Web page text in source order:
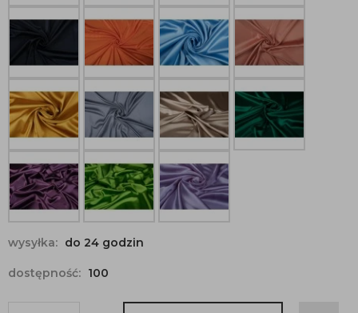
wysyłka: do 24 godzin
dostępność: 100